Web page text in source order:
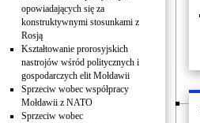
opowiadających się za
konstruktywnymi stosunkami z
Rosją
Kształtowanie prorosyjskich
nastrojów wśród politycznych i
gospodarczych elit Mołdawii
Sprzeciw wobec współpracy
Mołdawii z NATO
Sprzeciw wobec